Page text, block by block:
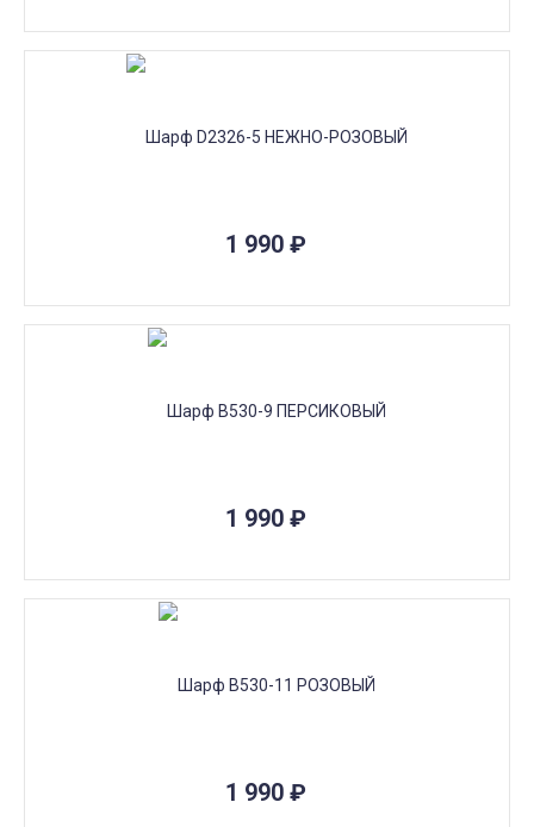
1 990 ₽
1 990 ₽
1 990 ₽